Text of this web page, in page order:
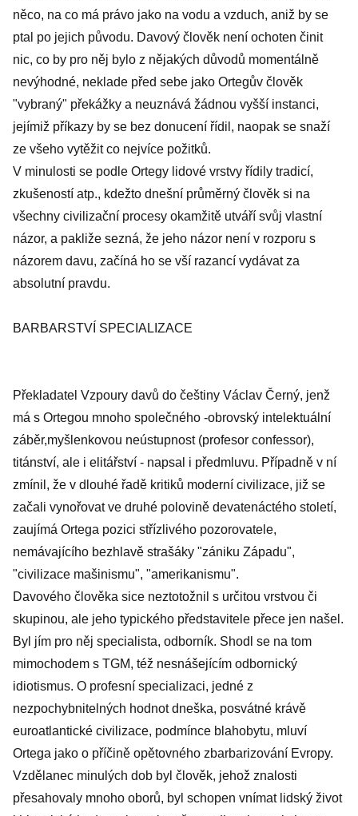
něco, na co má právo jako na vodu a vzduch, aniž by se
ptal po jejich původu. Davový člověk není ochoten činit
nic, co by pro něj bylo z nějakých důvodů momentálně
nevýhodné, neklade před sebe jako Ortegův člověk
"vybraný" překážky a neuznává žádnou vyšší instanci,
jejímiž příkazy by se bez donucení řídil, naopak se snaží
ze všeho vytěžit co nejvíce požitků.
V minulosti se podle Ortegy lidové vrstvy řídily tradicí,
zkušeností atp., kdežto dnešní průměrný člověk si na
všechny civilizační procesy okamžitě utváří svůj vlastní
názor, a pakliže sezná, že jeho názor není v rozporu s
názorem davu, začíná ho se vší razancí vydávat za
absolutní pravdu.
BARBARSTVÍ SPECIALIZACE
Překladatel Vzpoury davů do češtiny Václav Černý, jenž
má s Ortegou mnoho společného -obrovský intelektuální
záběr,myšlenkovou neústupnost (profesor confessor),
titánství, ale i elitářství - napsal i předmluvu. Případně v ní
zmínil, že v dlouhé řadě kritiků moderní civilizace, již se
začali vynořovat ve druhé polovině devatenáctého století,
zaujímá Ortega pozici střízlivého pozorovatele,
nemávajícího bezhlavě strašáky "zániku Západu",
"civilizace mašinismu", "amerikanismu".
Davového člověka sice neztotožnil s určitou vrstvou či
skupinou, ale jeho typického představitele přece jen našel.
Byl jím pro něj specialista, odborník. Shodl se na tom
mimochodem s TGM, též nesnášejícím odbornický
idiotismus. O profesní specializaci, jedné z
nezpochybnitelných hodnot dneška, posvátné krávě
euroatlantické civilizace, podmínce blahobytu, mluví
Ortega jako o příčině opětovného zbarbarizování Evropy.
Vzdělanec minulých dob byl člověk, jehož znalosti
přesahovaly mnoho oborů, byl schopen vnímat lidský život